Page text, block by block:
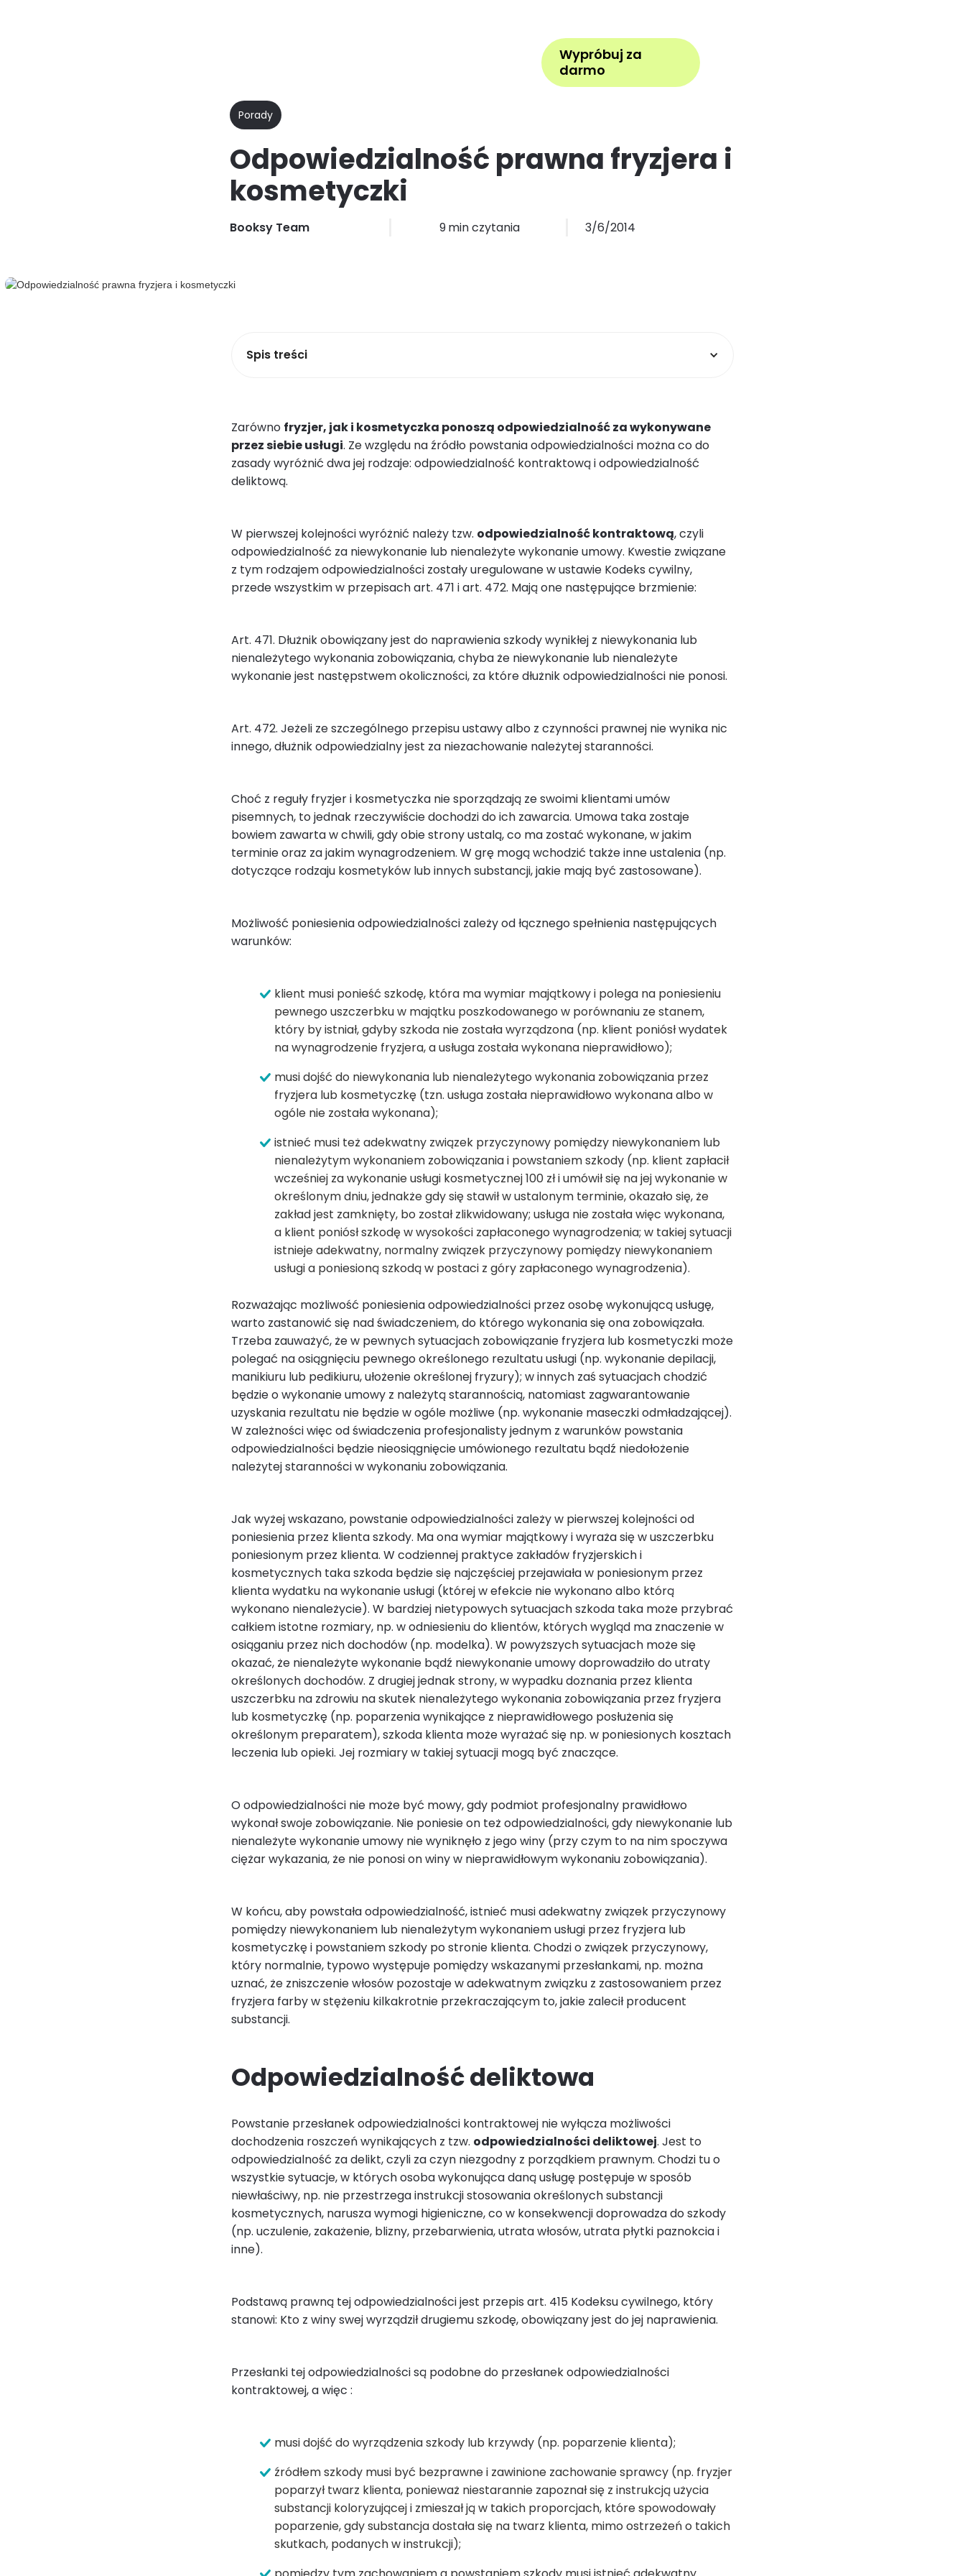
Wypróbuj za
darmo
Porady
Odpowiedzialność prawna fryzjera i
kosmetyczki
Booksy Team 9min czytania 3/6/2014
Spis treści
Zarówno fryzjer, jak i kosmetyczka ponoszą odpowiedzialność za wykonywane
przez siebie usługi. Ze względu na źródło powstania odpowiedzialności można co do
zasady wyróżnić dwa jej rodzaje: odpowiedzialność kontraktową i odpowiedzialność
deliktową.
W pierwszej kolejności wyróżnić należy tzw. odpowiedzialność kontraktową, czyli
odpowiedzialność za niewykonanie lub nienależyte wykonanie umowy. Kwestie związane
z tym rodzajem odpowiedzialności zostały uregulowane w ustawie Kodeks cywilny,
przede wszystkim w przepisach art. 471 i art. 472. Mają one następujące brzmienie:
Art. 471. Dłużnik obowiązany jest do naprawienia szkody wynikłej z niewykonania lub
nienależytego wykonania zobowiązania, chyba że niewykonanie lub nienależyte
wykonanie jest następstwem okoliczności, za które dłużnik odpowiedzialności nie ponosi.
Art. 472. Jeżeli ze szczególnego przepisu ustawy albo z czynności prawnej nie wynika nic
innego, dłużnik odpowiedzialny jest za niezachowanie należytej staranności.
Choć z reguły fryzjer i kosmetyczka nie sporządzają ze swoimi klientami umów
pisemnych, to jednak rzeczywiście dochodzi do ich zawarcia. Umowa taka zostaje
bowiem zawarta w chwili, gdy obie strony ustalą, co ma zostać wykonane, w jakim
terminie oraz za jakim wynagrodzeniem. W grę mogą wchodzić także inne ustalenia (np.
dotyczące rodzaju kosmetyków lub innych substancji, jakie mają być zastosowane).
Możliwość poniesienia odpowiedzialności zależy od łącznego spełnienia następujących
warunków:
klient musi ponieść szkodę, która ma wymiar majątkowy i polega na poniesieniu
pewnego uszczerbku w majątku poszkodowanego w porównaniu ze stanem,
który by istniał, gdyby szkoda nie została wyrządzona (np. klient poniósł wydatek
na wynagrodzenie fryzjera, a usługa została wykonana nieprawidłowo);
musi dojść do niewykonania lub nienależytego wykonania zobowiązania przez
fryzjera lub kosmetyczkę (tzn. usługa została nieprawidłowo wykonana albo w
ogóle nie została wykonana);
istnieć musi też adekwatny związek przyczynowy pomiędzy niewykonaniem lub
nienależytym wykonaniem zobowiązania i powstaniem szkody (np. klient zapłacił
wcześniej za wykonanie usługi kosmetycznej 100 zł i umówił się na jej wykonanie w
określonym dniu, jednakże gdy się stawił w ustalonym terminie, okazało się, że
zakład jest zamknięty, bo został zlikwidowany; usługa nie została więc wykonana,
a klient poniósł szkodę w wysokości zapłaconego wynagrodzenia; w takiej sytuacji
istnieje adekwatny, normalny związek przyczynowy pomiędzy niewykonaniem
usługi a poniesioną szkodą w postaci z góry zapłaconego wynagrodzenia).
Rozważając możliwość poniesienia odpowiedzialności przez osobę wykonującą usługę,
warto zastanowić się nad świadczeniem, do którego wykonania się ona zobowiązała.
Trzeba zauważyć, że w pewnych sytuacjach zobowiązanie fryzjera lub kosmetyczki może
polegać na osiągnięciu pewnego określonego rezultatu usługi (np. wykonanie depilacji,
manikiuru lub pedikiuru, ułożenie określonej fryzury); w innych zaś sytuacjach chodzić
będzie o wykonanie umowy z należytą starannością, natomiast zagwarantowanie
uzyskania rezultatu nie będzie w ogóle możliwe (np. wykonanie maseczki odmładzającej).
W zależności więc od świadczenia profesjonalisty jednym z warunków powstania
odpowiedzialności będzie nieosiągnięcie umówionego rezultatu bądź niedołożenie
należytej staranności w wykonaniu zobowiązania.
Jak wyżej wskazano, powstanie odpowiedzialności zależy w pierwszej kolejności od
poniesienia przez klienta szkody. Ma ona wymiar majątkowy i wyraża się w uszczerbku
poniesionym przez klienta. W codziennej praktyce zakładów fryzjerskich i
kosmetycznych taka szkoda będzie się najczęściej przejawiała w poniesionym przez
klienta wydatku na wykonanie usługi (której w efekcie nie wykonano albo którą
wykonano nienależycie). W bardziej nietypowych sytuacjach szkoda taka może przybrać
całkiem istotne rozmiary, np. w odniesieniu do klientów, których wygląd ma znaczenie w
osiąganiu przez nich dochodów (np. modelka). W powyższych sytuacjach może się
okazać, że nienależyte wykonanie bądź niewykonanie umowy doprowadziło do utraty
określonych dochodów. Z drugiej jednak strony, w wypadku doznania przez klienta
uszczerbku na zdrowiu na skutek nienależytego wykonania zobowiązania przez fryzjera
lub kosmetyczkę (np. poparzenia wynikające z nieprawidłowego posłużenia się
określonym preparatem), szkoda klienta może wyrażać się np. w poniesionych kosztach
leczenia lub opieki. Jej rozmiary w takiej sytuacji mogą być znaczące.
O odpowiedzialności nie może być mowy, gdy podmiot profesjonalny prawidłowo
wykonał swoje zobowiązanie. Nie poniesie on też odpowiedzialności, gdy niewykonanie lub
nienależyte wykonanie umowy nie wyniknęło z jego winy (przy czym to na nim spoczywa
ciężar wykazania, że nie ponosi on winy w nieprawidłowym wykonaniu zobowiązania).
W końcu, aby powstała odpowiedzialność, istnieć musi adekwatny związek przyczynowy
pomiędzy niewykonaniem lub nienależytym wykonaniem usługi przez fryzjera lub
kosmetyczkę i powstaniem szkody po stronie klienta. Chodzi o związek przyczynowy,
który normalnie, typowo występuje pomiędzy wskazanymi przesłankami, np. można
uznać, że zniszczenie włosów pozostaje w adekwatnym związku z zastosowaniem przez
fryzjera farby w stężeniu kilkakrotnie przekraczającym to, jakie zalecił producent
substancji.
Odpowiedzialność deliktowa
Powstanie przesłanek odpowiedzialności kontraktowej nie wyłącza możliwości
dochodzenia roszczeń wynikających z tzw. odpowiedzialności deliktowej. Jest to
odpowiedzialność za delikt, czyli za czyn niezgodny z porządkiem prawnym. Chodzi tu o
wszystkie sytuacje, w których osoba wykonująca daną usługę postępuje w sposób
niewłaściwy, np. nie przestrzega instrukcji stosowania określonych substancji
kosmetycznych, narusza wymogi higieniczne, co w konsekwencji doprowadza do szkody
(np. uczulenie, zakażenie, blizny, przebarwienia, utrata włosów, utrata płytki paznokcia i
inne).
Podstawą prawną tej odpowiedzialności jest przepis art. 415 Kodeksu cywilnego, który
stanowi: Kto z winy swej wyrządził drugiemu szkodę, obowiązany jest do jej naprawienia.
Przesłanki tej odpowiedzialności są podobne do przesłanek odpowiedzialności
kontraktowej, a więc :
musi dojść do wyrządzenia szkody lub krzywdy (np. poparzenie klienta);
źródłem szkody musi być bezprawne i zawinione zachowanie sprawcy (np. fryzjer
poparzył twarz klienta, ponieważ niestarannie zapoznał się z instrukcją użycia
substancji koloryzującej i zmieszał ją w takich proporcjach, które spowodowały
poparzenie, gdy substancja dostała się na twarz klienta, mimo ostrzeżeń o takich
skutkach, podanych w instrukcji);